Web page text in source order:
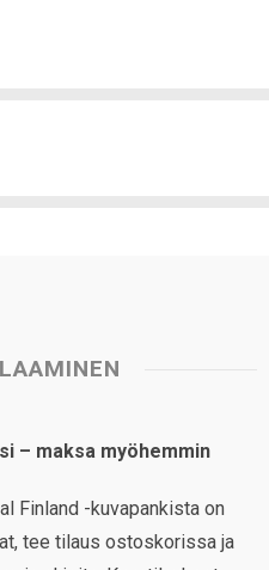
– maksa myöhemmin
Finland -kuvapankista on
tee tilaus ostoskorissa ja